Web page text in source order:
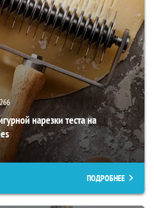
266
нарезки теста на
ПОДРОБНЕЕ